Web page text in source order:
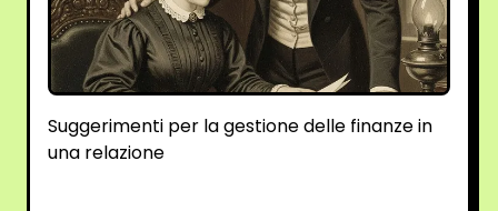
Suggerimenti per la gestione delle finanze in
una relazione